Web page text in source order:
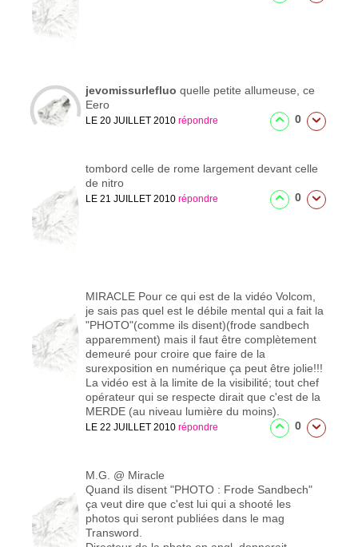
jevomissurlefluo quelle petite allumeuse, ce
Eero
LE 20 JUILLET 2010 répondre 0
tombord celle de rome largement devant celle
de nitro
LE 21 JUILLET 2010 répondre 0
MIRACLE Pour ce qui est de la vidéo Volcom,
je sais pas quel est le débile mental qui a fait la
"PHOTO"(comme ils disent)(frode sandbech
apparemment) mais il faut être complètement
demeuré pour croire que faire de la
surexposition en numérique ça peut être jolie!!!
La vidéo est à la limite de la visibilité; tout chef
opérateur qui se respecte dirait que c'est de la
MERDE (au niveau lumière du moins).
LE 22 JUILLET 2010 répondre 0
M.G. @ Miracle
Quand ils disent "PHOTO : Frode Sandbech"
ça veut dire que c'est lui qui a shooté les
photos qui seront publiées dans le mag
Transword.